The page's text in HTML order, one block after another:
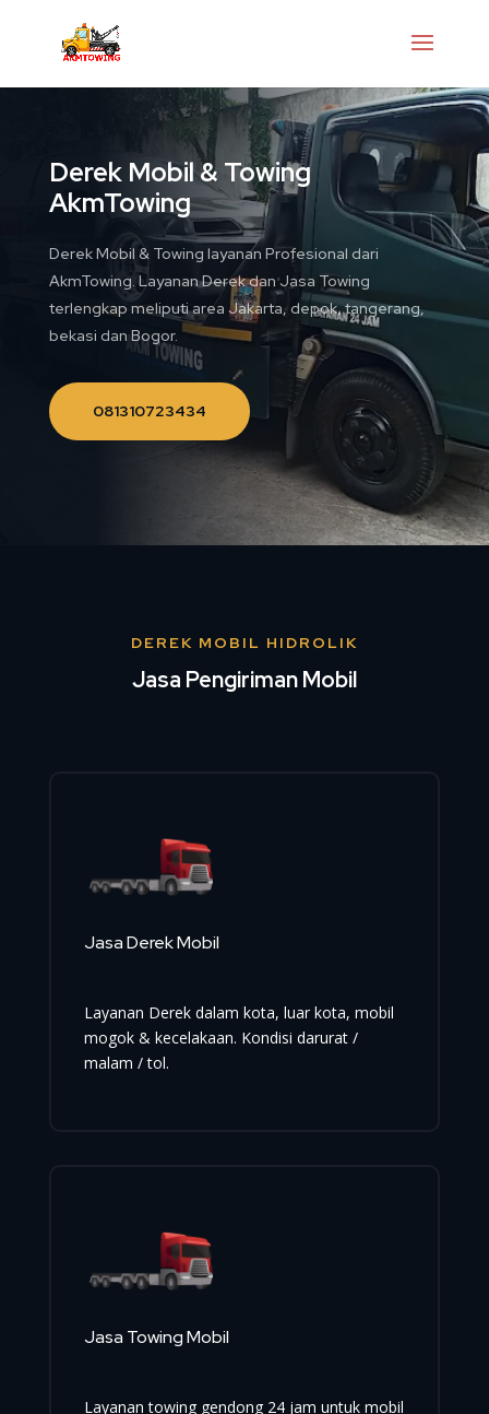
Derek Mobil & Towing
AkmTowing
Derek Mobil & Towing layanan Profesional dari
AkmTowing. Layanan Derek dan Jasa Towing
terlengkap meliputi area Jakarta, depok, tangerang,
bekasi dan Bogor.
081310723434
DEREK MOBIL HIDROLIK
Jasa Pengiriman Mobil
Jasa Derek Mobil
Layanan Derek dalam kota, luar kota, mobil
mogok & kecelakaan. Kondisi darurat /
malam / tol.
Jasa Towing Mobil
Layanan towing gendong 24 jam untuk mobil